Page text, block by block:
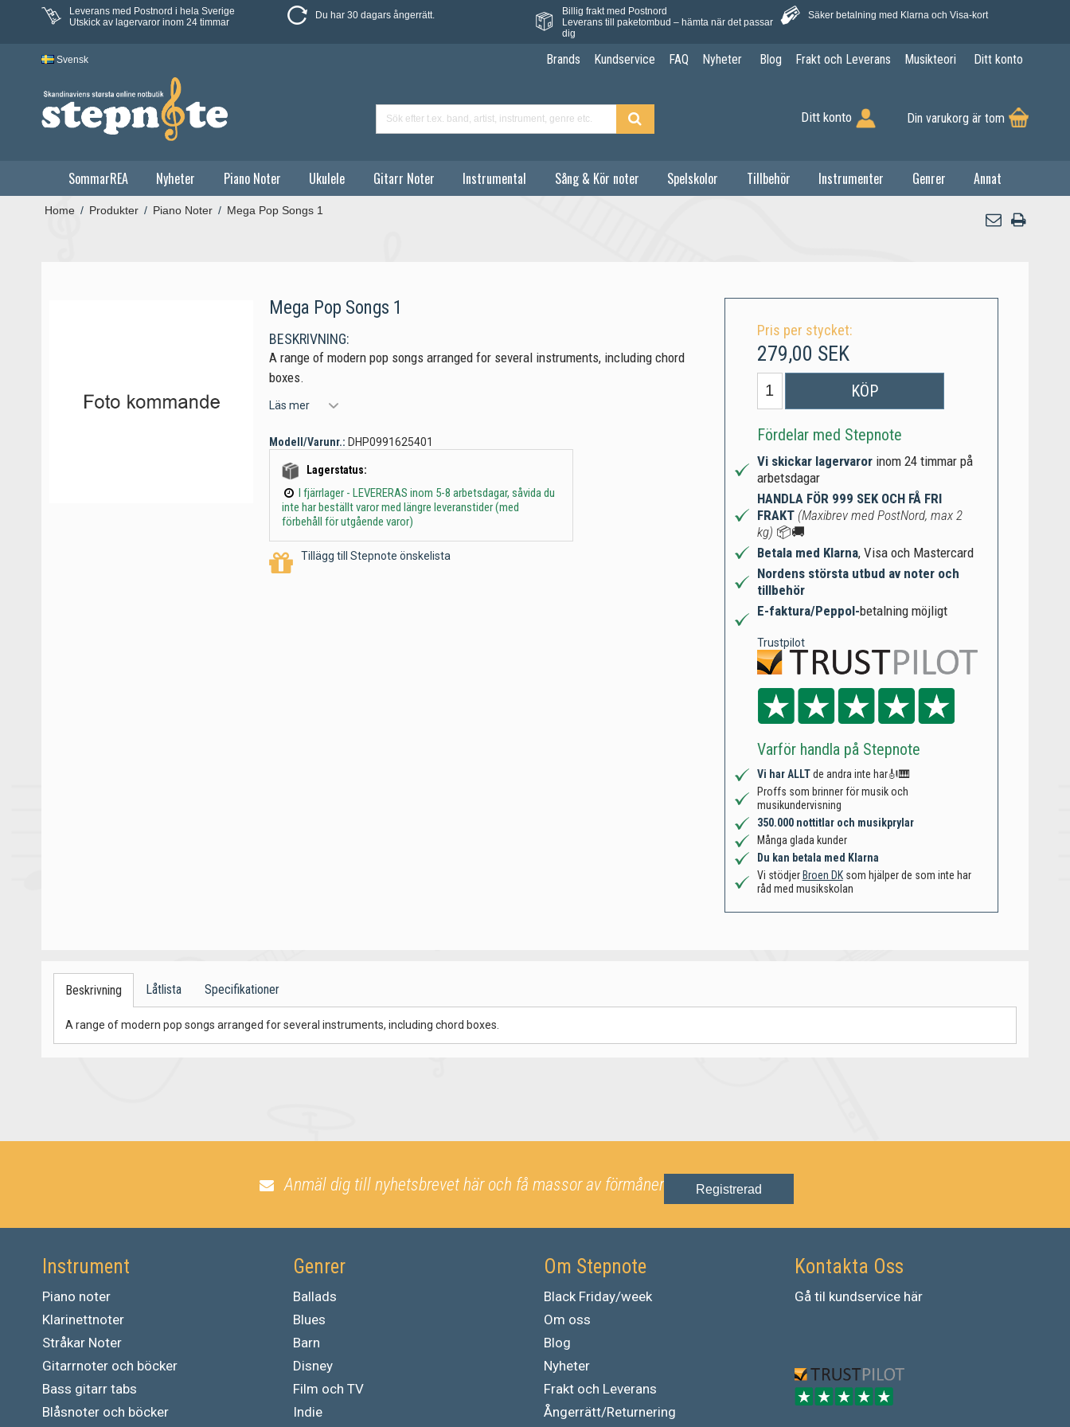
Leverans med Postnord i hela Sverige
Utskick av lagervaror inom 24 timmar
Du har 30 dagars ångerrätt.
Billig frakt med Postnord
Leverans till paketombud – hämta när det passar
dig
Säker betalning med Klarna och Visa-kort
Svensk Brands Kundservice FAQ Nyheter Blog Frakt och Leverans Musikteori Ditt konto
Ditt konto Din varukorg är tom
SommarREA Nyheter Piano Noter Ukulele Gitarr Noter Instrumental Sång & Kör noter Spelskolor Tillbehör Instrumenter Genrer Annat
Home / Produkter / Piano Noter / Mega Pop Songs 1
Mega Pop Songs 1
BESKRIVNING:
A range of modern pop songs arranged for several instruments, including chord
boxes.
Läs mer
Modell/Varunr.: DHP0991625401
Lagerstatus:
I fjärrlager - LEVERERAS inom 5-8 arbetsdagar, såvida du
inte har beställt varor med längre leveranstider (med
förbehåll för utgående varor)
Tillägg till Stepnote önskelista
Pris per stycket:
279,00 SEK
KÖP
Fördelar med Stepnote
Vi skickar lagervaror inom 24 timmar på
arbetsdagar
HANDLA FÖR 999 SEK OCH FÅ FRI
FRAKT (Maxibrev med PostNord, max 2
kg) 📦🚚
Betala med Klarna, Visa och Mastercard
Nordens största utbud av noter och
tillbehör
E-faktura/Peppol-betalning möjligt
Trustpilot
Varför handla på Stepnote
Vi har ALLTde andra inte har🎻🎹
Proffs som brinner för musik och
musikundervisning
350.000 nottitlar och musikprylar
Många glada kunder
Du kan betala med Klarna
Vi stödjer Broen DKsom hjälper de som inte har
råd med musikskolan
Beskrivning Låtlista Specifikationer
A range of modern pop songs arranged for several instruments, including chord boxes.
Anmäl dig till nyhetsbrevet här och få massor av förmåner Registrerad
Instrument
Piano noter
Klarinettnoter
Stråkar Noter
Gitarrnoter och böcker
Bass gitarr tabs
Blåsnoter och böcker
Genrer
Ballads
Blues
Barn
Disney
Film och TV
Indie
Om Stepnote
Black Friday/week
Om oss
Blog
Nyheter
Frakt och Leverans
Ångerrätt/Returnering
Kontakta Oss
Gå til kundservice här